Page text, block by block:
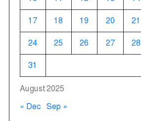
August 2025
17 18 19 20 21
24 25 26 27 28
31
« Dec Sep »